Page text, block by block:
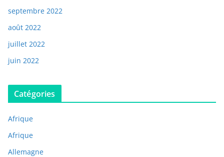
septembre 2022
août 2022
juillet 2022
juin 2022
Catégories
Afrique
Afrique
Allemagne